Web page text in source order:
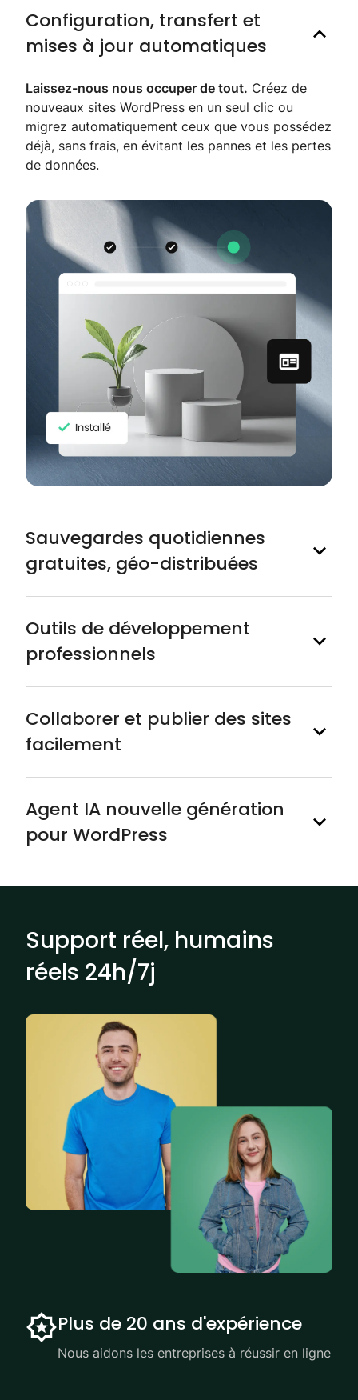
Configuration, transfert et
mises à jour automatiques
Laissez-nous nous occuper de tout. Créez de
nouveaux sites WordPress en un seul clic ou
migrez automatiquement ceux que vous possédez
déjà, sans frais, en évitant les pannes et les pertes
de données.
Sauvegardes quotidiennes
gratuites, géo-distribuées
Outils de développement
professionnels
Collaborer et publier des sites
facilement
Agent IA nouvelle génération
pour WordPress
Support réel, humains
réels 24h/7j
Plus de 20 ans d'expérience
Nous aidons les entreprises à réussir en ligne